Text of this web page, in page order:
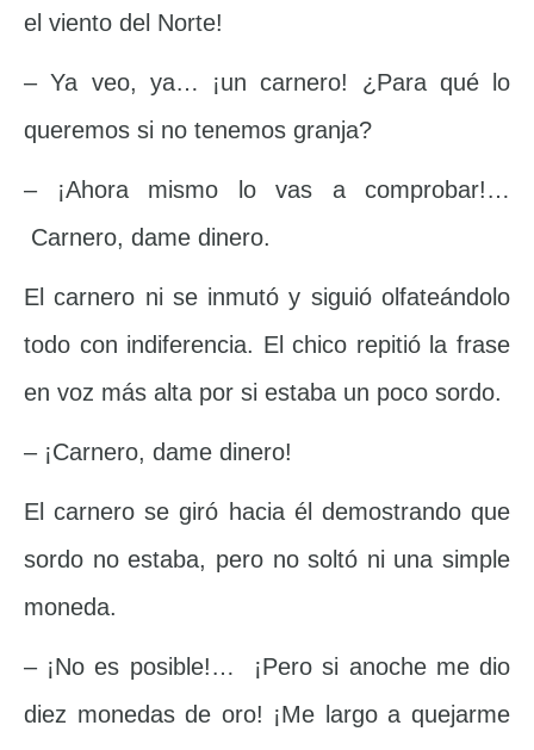
el viento del Norte!
– Ya veo, ya… ¡un carnero! ¿Para qué lo
queremos si no tenemos granja?
– ¡Ahora mismo lo vas a comprobar!…
Carnero, dame dinero.
El carnero ni se inmutó y siguió olfateándolo
todo con indiferencia. El chico repitió la frase
en voz más alta por si estaba un poco sordo.
– ¡Carnero, dame dinero!
El carnero se giró hacia él demostrando que
sordo no estaba, pero no soltó ni una simple
moneda.
– ¡No es posible!… ¡Pero si anoche me dio
diez monedas de oro! ¡Me largo a quejarme